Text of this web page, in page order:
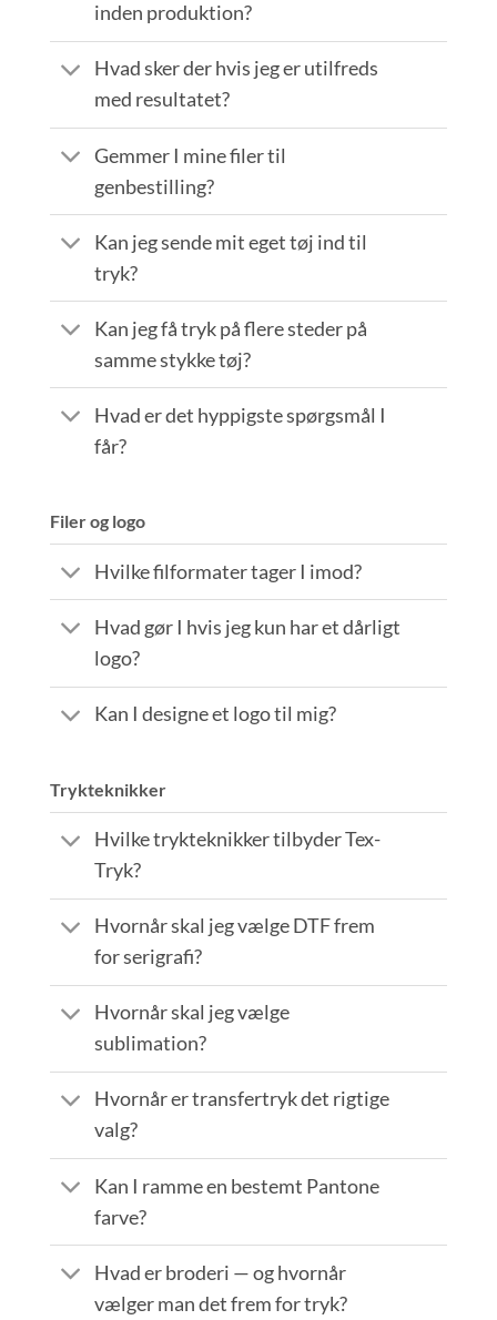
inden produktion?
Hvad sker der hvis jeg er utilfreds
med resultatet?
Gemmer I mine filer til
genbestilling?
Kan jeg sende mit eget tøj ind til
tryk?
Kan jeg få tryk på flere steder på
samme stykke tøj?
Hvad er det hyppigste spørgsmål I
får?
Filer og logo
Hvilke filformater tager I imod?
Hvad gør I hvis jeg kun har et dårligt
logo?
Kan I designe et logo til mig?
Trykteknikker
Hvilke trykteknikker tilbyder Tex-
Tryk?
Hvornår skal jeg vælge DTF frem
for serigrafi?
Hvornår skal jeg vælge
sublimation?
Hvornår er transfertryk det rigtige
valg?
Kan I ramme en bestemt Pantone
farve?
Hvad er broderi — og hvornår
vælger man det frem for tryk?